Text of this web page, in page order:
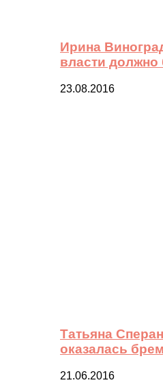
Ирина
власти
23.08.2016
Татьяна
оказалась
21.06.2016